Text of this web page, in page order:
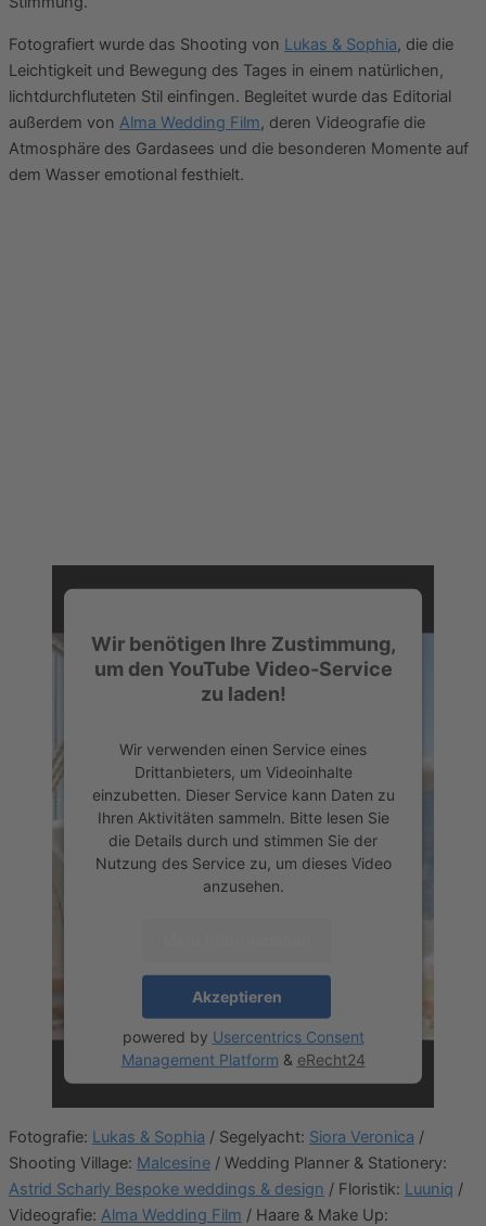
Fotografiert wurde das Shooting von Lukas & Sophia, die die
Leichtigkeit und Bewegung des Tages in einem natürlichen,
lichtdurchfluteten Stil einfingen. Begleitet wurde das Editorial
außerdem von Alma Wedding Film, deren Videografie die
Atmosphäre des Gardasees und die besonderen Momente auf
dem Wasser emotional festhielt.
Wir benötigen Ihre Zustimmung,
um den YouTube Video-Service
zu laden!
Wir verwenden einen Service eines
Drittanbieters, um Videoinhalte
einzubetten. Dieser Service kann Daten zu
Ihren Aktivitäten sammeln. Bitte lesen Sie
die Details durch und stimmen Sie der
Nutzung des Service zu, um dieses Video
anzusehen.
Akzeptieren
powered by Usercentrics Consent
Management Platform & eRecht24
Fotografie: Lukas & Sophia / Segelyacht: Siora Veronica /
Shooting Village: Malcesine / Wedding Planner & Stationery:
Astrid Scharly Bespoke weddings & design / Floristik: Luuniq /
Videografie: Alma Wedding Film / Haare & Make Up: